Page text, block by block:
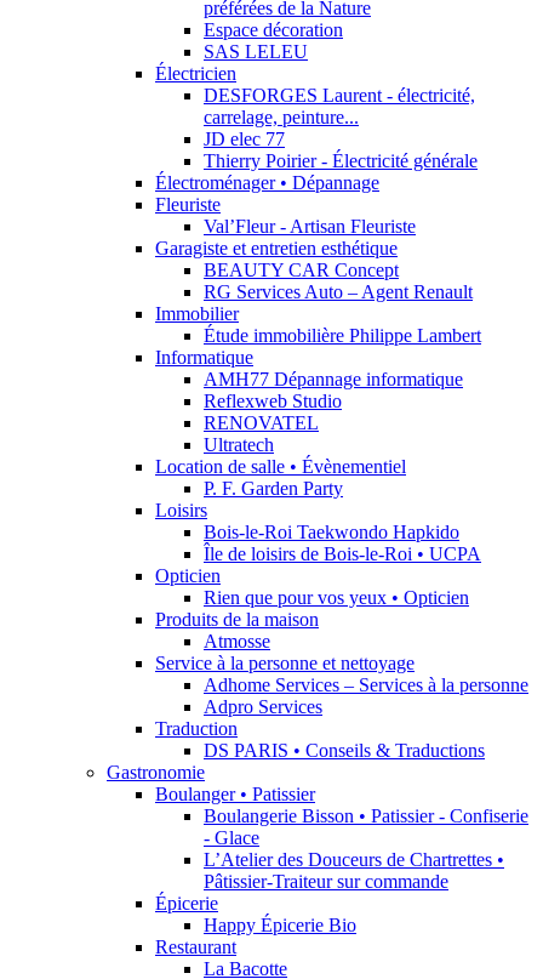
préférées de la Nature
Espace décoration
SAS LELEU
Électricien
DESFORGES Laurent - électricité,
carrelage, peinture...
JD elec 77
Thierry Poirier - Électricité générale
Électroménager • Dépannage
Fleuriste
Val’Fleur - Artisan Fleuriste
Garagiste et entretien esthétique
BEAUTY CAR Concept
RG Services Auto – Agent Renault
Immobilier
Étude immobilière Philippe Lambert
Informatique
AMH77 Dépannage informatique
Reflexweb Studio
RENOVATEL
Ultratech
Location de salle • Évènementiel
P. F. Garden Party
Loisirs
Bois-le-Roi Taekwondo Hapkido
Île de loisirs de Bois-le-Roi • UCPA
Opticien
Rien que pour vos yeux • Opticien
Produits de la maison
Atmosse
Service à la personne et nettoyage
Adhome Services – Services à la personne
Adpro Services
Traduction
DS PARIS • Conseils & Traductions
Gastronomie
Boulanger • Patissier
Boulangerie Bisson • Patissier - Confiserie
- Glace
L’Atelier des Douceurs de Chartrettes •
Pâtissier-Traiteur sur commande
Épicerie
Happy Épicerie Bio
Restaurant
La Bacotte